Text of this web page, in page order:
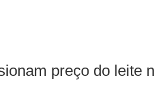
preço do leite